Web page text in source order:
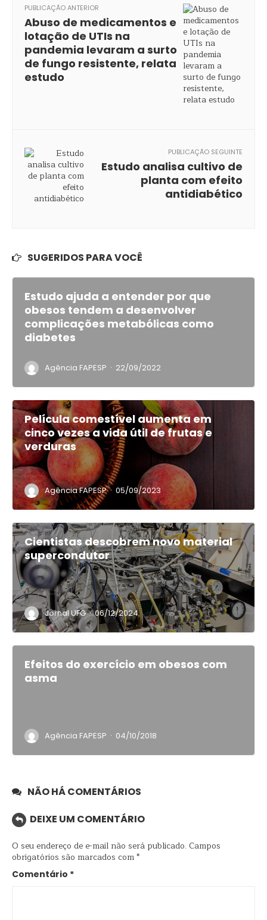
PUBLICAÇÃO ANTERIOR
Abuso de medicamentos e
lotação de UTIs na
pandemia levaram a surto
de fungo resistente, relata
estudo
PUBLICAÇÃO SEGUINTE
Estudo analisa cultivo de
planta com efeito
antidiabético
SUGERIDOS PARA VOCÊ
Estudo ajuda a entender por que
obesos tendem a desenvolver
complicações metabólicas como
diabetes
Agência FAPESP · 22/09/2022
Película comestível aumenta em
cinco vezes a vida útil de frutas e
verduras
Agência FAPESP · 05/09/2023
Cientistas descobrem novo material
supercondutor
Jornal UFG · 06/12/2024
Efeitos do exercício em obesos com
asma
Agência FAPESP · 04/10/2018
NÃO HÁ COMENTÁRIOS
DEIXE UM COMENTÁRIO
O seu endereço de e-mail não será publicado. Campos
obrigatórios são marcados com*
Comentário *